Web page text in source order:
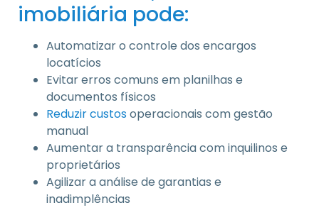
imobiliária pode:
Automatizar o controle dos encargos
locatícios
Evitar erros comuns em planilhas e
documentos físicos
Reduzir custosoperacionais com gestão
manual
Aumentar a transparência com inquilinos e
proprietários
Agilizar a análise de garantias e
inadimplências